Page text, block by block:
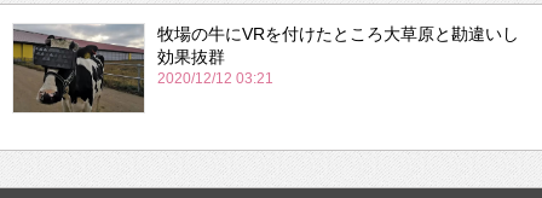
牧場の牛にVRを付けたところ大草原と勘違いし
効果抜群
2020/12/12 03:21